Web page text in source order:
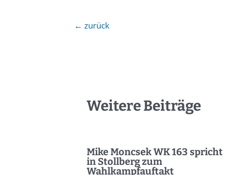
← zurück
Weitere Beiträge
Mike Moncsek WK 163 spricht
in Stollberg zum
Wahlkampfauftakt